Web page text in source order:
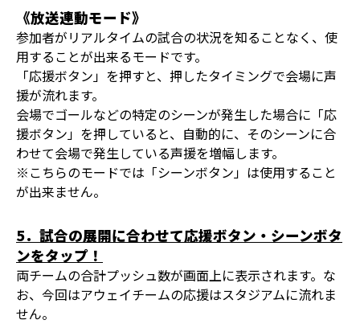
《放送連動モード》
参加者がリアルタイムの試合の状況を知ることなく、使
用することが出来るモードです。
「応援ボタン」を押すと、押したタイミングで会場に声
援が流れます。
会場でゴールなどの特定のシーンが発生した場合に「応
援ボタン」を押していると、自動的に、そのシーンに合
わせて会場で発生している声援を増幅します。
※こちらのモードでは「シーンボタン」は使用すること
が出来ません。
5．試合の展開に合わせて応援ボタン・シーンボタ
ンをタップ！
両チームの合計プッシュ数が画面上に表示されます。な
お、今回はアウェイチームの応援はスタジアムに流れま
せん。